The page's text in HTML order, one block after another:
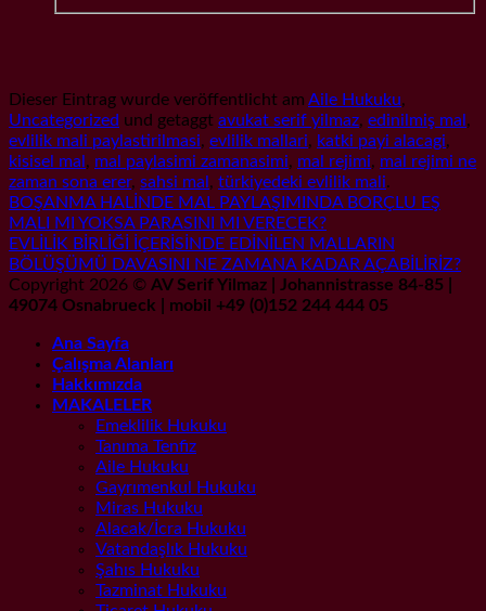
Dieser Eintrag wurde veröffentlicht am Aile Hukuku,
Uncategorized und getaggt avukat serif yilmaz, edinilmiş mal ,
evlilik mali paylastirilmasi, evlilik mallari, katki payi alacagi,
kisisel mal , mal paylasimi zamanasimi, mal rejimi, mal rejimi ne
zaman sona erer, sahsi mal , türkiyedeki evlilik mali.
BOŞANMA HALİNDE MAL PAYLAŞIMINDA BORÇLU EŞ
MALI MI YOKSA PARASINI MI VERECEK?
EVLİLİK BİRLİĞİ İÇERİSİNDE EDİNİLEN MALLARIN
BÖLÜŞÜMÜ DAVASINI NE ZAMANA KADAR AÇABİLİRİZ?
Copyright 2026 © AV Serif Yilmaz | Johannistrasse 84-85 |
49074 Osnabrueck | mobil +49 (0)152 244 444 05
Ana Sayfa
Çalışma Alanları
Hakkımızda
MAKALELER
Emeklilik Hukuku
Tanıma Tenfiz
Aile Hukuku
Gayrımenkul Hukuku
Miras Hukuku
Alacak/İcra Hukuku
Vatandaşlık Hukuku
Şahıs Hukuku
Tazminat Hukuku